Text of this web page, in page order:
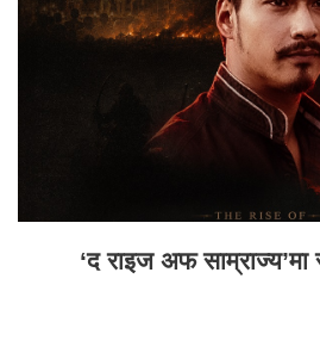
‘द राइज अफ साम्राज्य’मा